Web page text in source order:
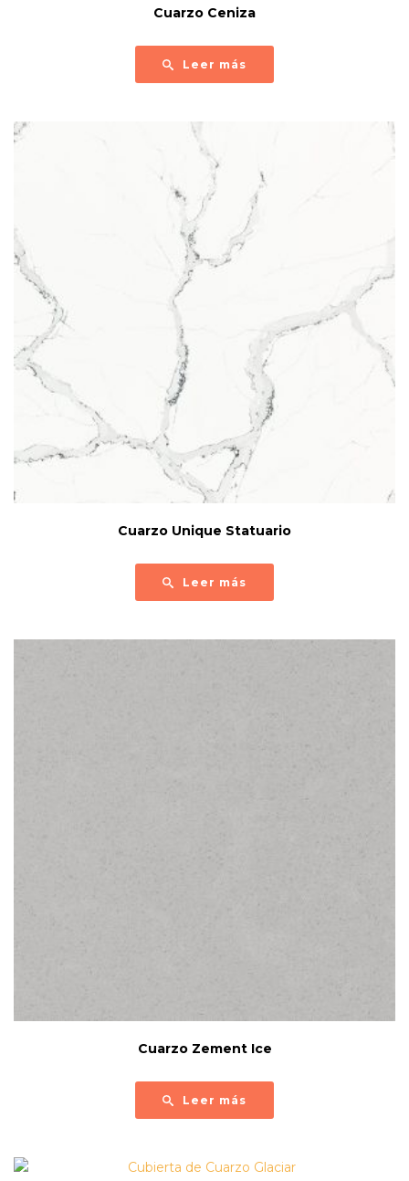
Cuarzo Ceniza
Leer más
Cuarzo Unique Statuario
Leer más
Cuarzo Zement Ice
Leer más